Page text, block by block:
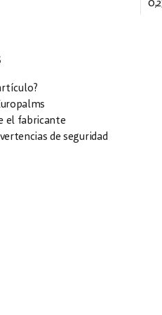
el fabricante
de seguridad